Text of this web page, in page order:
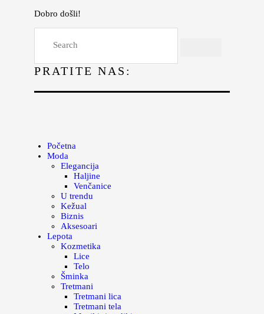
Dobro došli!
PRATITE NAS:
Početna
Moda
Elegancija
Haljine
Venčanice
U trendu
Kežual
Biznis
Aksesoari
Lepota
Kozmetika
Lice
Telo
Šminka
Tretmani
Tretmani lica
Tretmani tela
Lepota
Kuhinja
Magazin